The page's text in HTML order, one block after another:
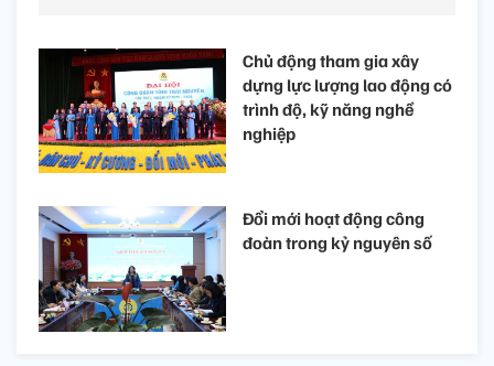
Chủ động tham gia xây
dựng lực lượng lao động có
trình độ, kỹ năng nghề
nghiệp
Đổi mới hoạt động công
đoàn trong kỷ nguyên số